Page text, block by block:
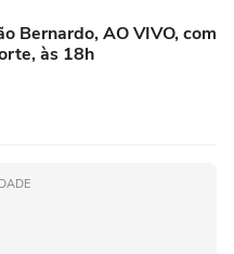
Bernardo, AO VIVO, com
às 18h